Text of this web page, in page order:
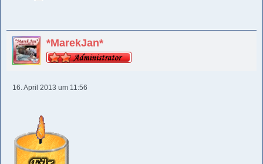
*MarekJan*
16. April 2013 um 11:56